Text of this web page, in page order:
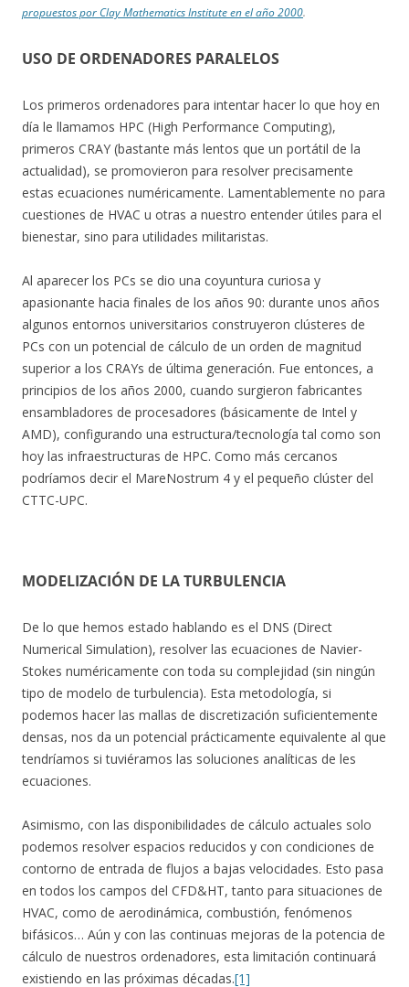
propuestos por Clay Mathematics Institute en el año 2000.
USO DE ORDENADORES PARALELOS
Los primeros ordenadores para intentar hacer lo que hoy en
día le llamamos HPC (High Performance Computing),
primeros CRAY (bastante más lentos que un portátil de la
actualidad), se promovieron para resolver precisamente
estas ecuaciones numéricamente. Lamentablemente no para
cuestiones de HVAC u otras a nuestro entender útiles para el
bienestar, sino para utilidades militaristas.
Al aparecer los PCs se dio una coyuntura curiosa y
apasionante hacia finales de los años 90: durante unos años
algunos entornos universitarios construyeron clústeres de
PCs con un potencial de cálculo de un orden de magnitud
superior a los CRAYs de última generación. Fue entonces, a
principios de los años 2000, cuando surgieron fabricantes
ensambladores de procesadores (básicamente de Intel y
AMD), configurando una estructura/tecnología tal como son
hoy las infraestructuras de HPC. Como más cercanos
podríamos decir el MareNostrum 4 y el pequeño clúster del
CTTC-UPC.
MODELIZACIÓN DE LA TURBULENCIA
De lo que hemos estado hablando es el DNS (Direct
Numerical Simulation), resolver las ecuaciones de Navier-
Stokes numéricamente con toda su complejidad (sin ningún
tipo de modelo de turbulencia). Esta metodología, si
podemos hacer las mallas de discretización suficientemente
densas, nos da un potencial prácticamente equivalente al que
tendríamos si tuviéramos las soluciones analíticas de les
ecuaciones.
Asimismo, con las disponibilidades de cálculo actuales solo
podemos resolver espacios reducidos y con condiciones de
contorno de entrada de flujos a bajas velocidades. Esto pasa
en todos los campos del CFD&HT, tanto para situaciones de
HVAC, como de aerodinámica, combustión, fenómenos
bifásicos… Aún y con las continuas mejoras de la potencia de
cálculo de nuestros ordenadores, esta limitación continuará
existiendo en las próximas décadas.[1]